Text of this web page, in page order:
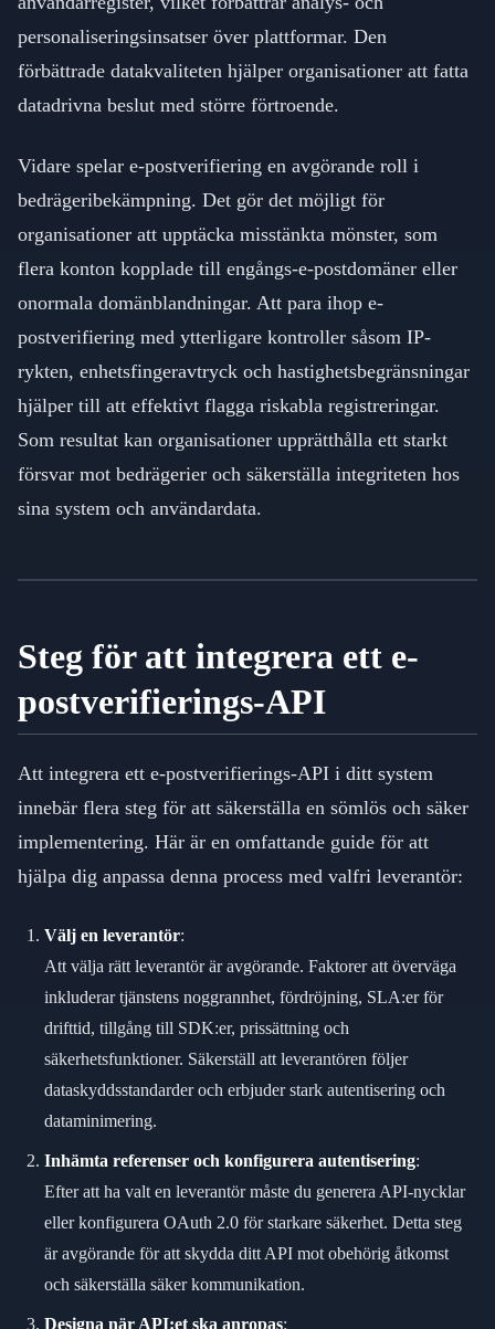
personaliseringsinsatser över plattformar. Den
förbättrade datakvaliteten hjälper organisationer att fatta
datadrivna beslut med större förtroende.
Vidare spelar e-postverifiering en avgörande roll i
bedrägeribekämpning. Det gör det möjligt för
organisationer att upptäcka misstänkta mönster, som
flera konton kopplade till engångs-e-postdomäner eller
onormala domänblandningar. Att para ihop e-
postverifiering med ytterligare kontroller såsom IP-
rykten, enhetsfingeravtryck och hastighetsbegränsningar
hjälper till att effektivt flagga riskabla registreringar.
Som resultat kan organisationer upprätthålla ett starkt
försvar mot bedrägerier och säkerställa integriteten hos
sina system och användardata.
Steg för att integrera ett e-
postverifierings-API
Att integrera ett e-postverifierings-API i ditt system
innebär flera steg för att säkerställa en sömlös och säker
implementering. Här är en omfattande guide för att
hjälpa dig anpassa denna process med valfri leverantör:
Välj en leverantör:
Att välja rätt leverantör är avgörande. Faktorer att överväga
inkluderar tjänstens noggrannhet, fördröjning, SLA:er för
drifttid, tillgång till SDK:er, prissättning och
säkerhetsfunktioner. Säkerställ att leverantören följer
dataskyddsstandarder och erbjuder stark autentisering och
dataminimering.
Inhämta referenser och konfigurera autentisering:
Efter att ha valt en leverantör måste du generera API-nycklar
eller konfigurera OAuth 2.0 för starkare säkerhet. Detta steg
är avgörande för att skydda ditt API mot obehörig åtkomst
och säkerställa säker kommunikation.
Designa när API:et ska anropas: